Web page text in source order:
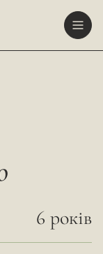
6 років